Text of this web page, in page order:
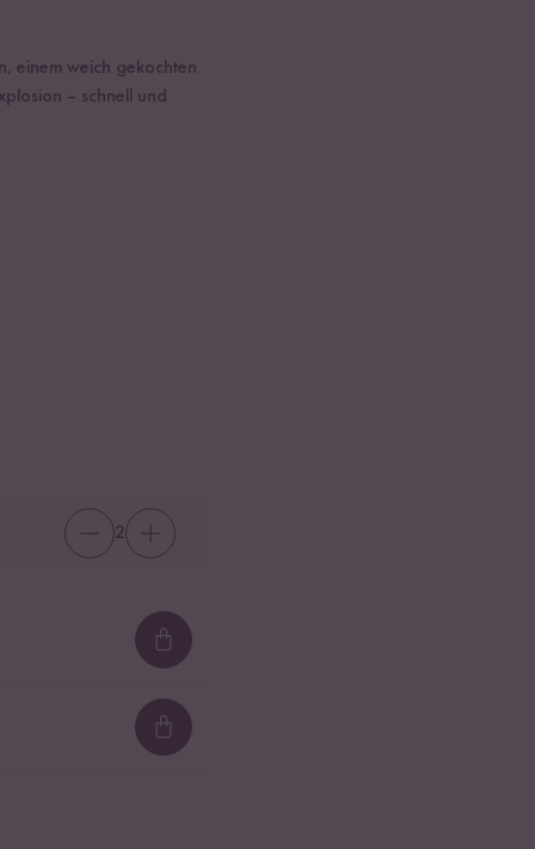
einem weich gekochten
– schnell und
2
Loading...
Loading...